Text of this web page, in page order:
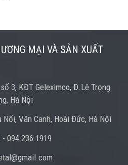
MẠI VÀ SẢN XUẤT
3, KĐT Geleximco, Đ.Lê Trọng
Hà Nội
Nổi, Vân Canh, Hoài Đức, Hà Nội
- 094 236 1919